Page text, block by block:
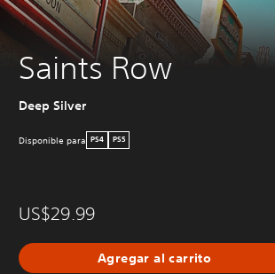
Saints Row
Deep Silver
Disponible para PS4 PS5
US$29.99
Agregar al carrito